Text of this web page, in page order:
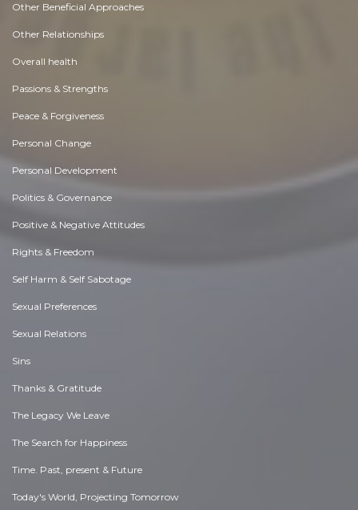
Other Beneficial Approaches
Other Relationships
Overall health
Passions & Strengths
Peace & Forgiveness
Personal Change
Personal Development
Politics & Governance
Positive & Negative Attitudes
Rights & Freedom
Self Harm & Self Sabotage
Sexual Preferences
Sexual Relations
Sins
Thanks & Gratitude
The Legacy We Leave
The Search for Happiness
Time. Past, present & Future
Today's World, Projecting Tomorrow